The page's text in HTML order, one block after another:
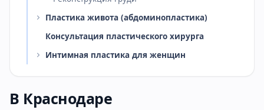
Пластика живота (абдоминопластика)
Консультация пластического хирурга
Интимная пластика для женщин
В Краснодаре